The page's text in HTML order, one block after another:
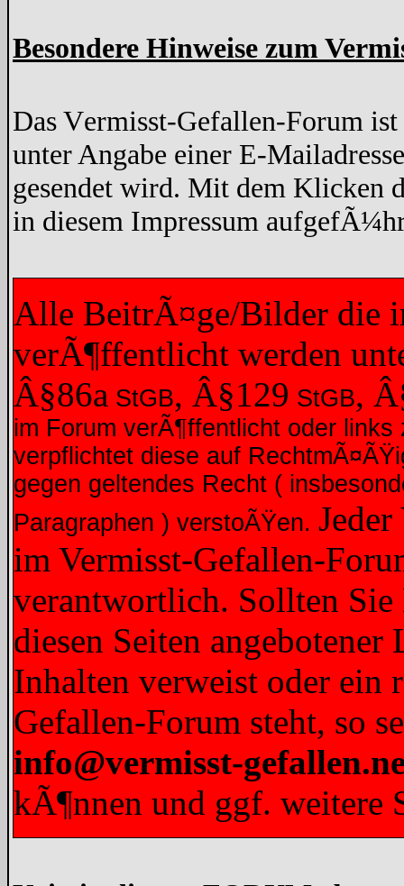
Besondere Hinweise zum
Das Vermisst-Gefallen-Forum
unter Angabe einer E-
gesendet wird. Mit dem Klicken
in diesem Impressum
Alle BeitrÃ¤ge/Bilder die
verÃ¶ffentlicht werden
Â§86a StGB, Â§129 StGB,
im Forum verÃ¶ffentlicht oder
verpflichtet diese auf
gegen geltendes Recht (
Paragraphen ) verstoÃŸen.
im Vermisst-Gefallen-
verantwortlich. Sollten Sie
diesen Seiten
Inhalten verweist oder ein
Gefallen-Forum steht, so
info@vermisst-
kÃ¶nnen und ggf. weitere